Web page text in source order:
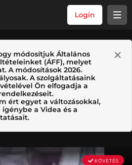
Login
módosítjuk Általános
(ÁFF), melyet
A módosítások 2026.
A szolgáltatásaink
Ön elfogadja a
ért egyet a változásokkal,
a Videa és a